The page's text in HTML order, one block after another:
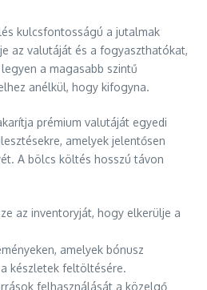
kulcsfontosságú a jutalmak
az valutáját és a fogyaszthatókat,
a magasabb szintű
anélkül, hogy kifogyna.
prémium valutáját egyedi
amelyek jelentősen
A bölcs költés hosszú távon
az inventoryját, hogy elkerülje a
amelyek bónusz
készletek feltöltésére.
felhasználását a közelgő